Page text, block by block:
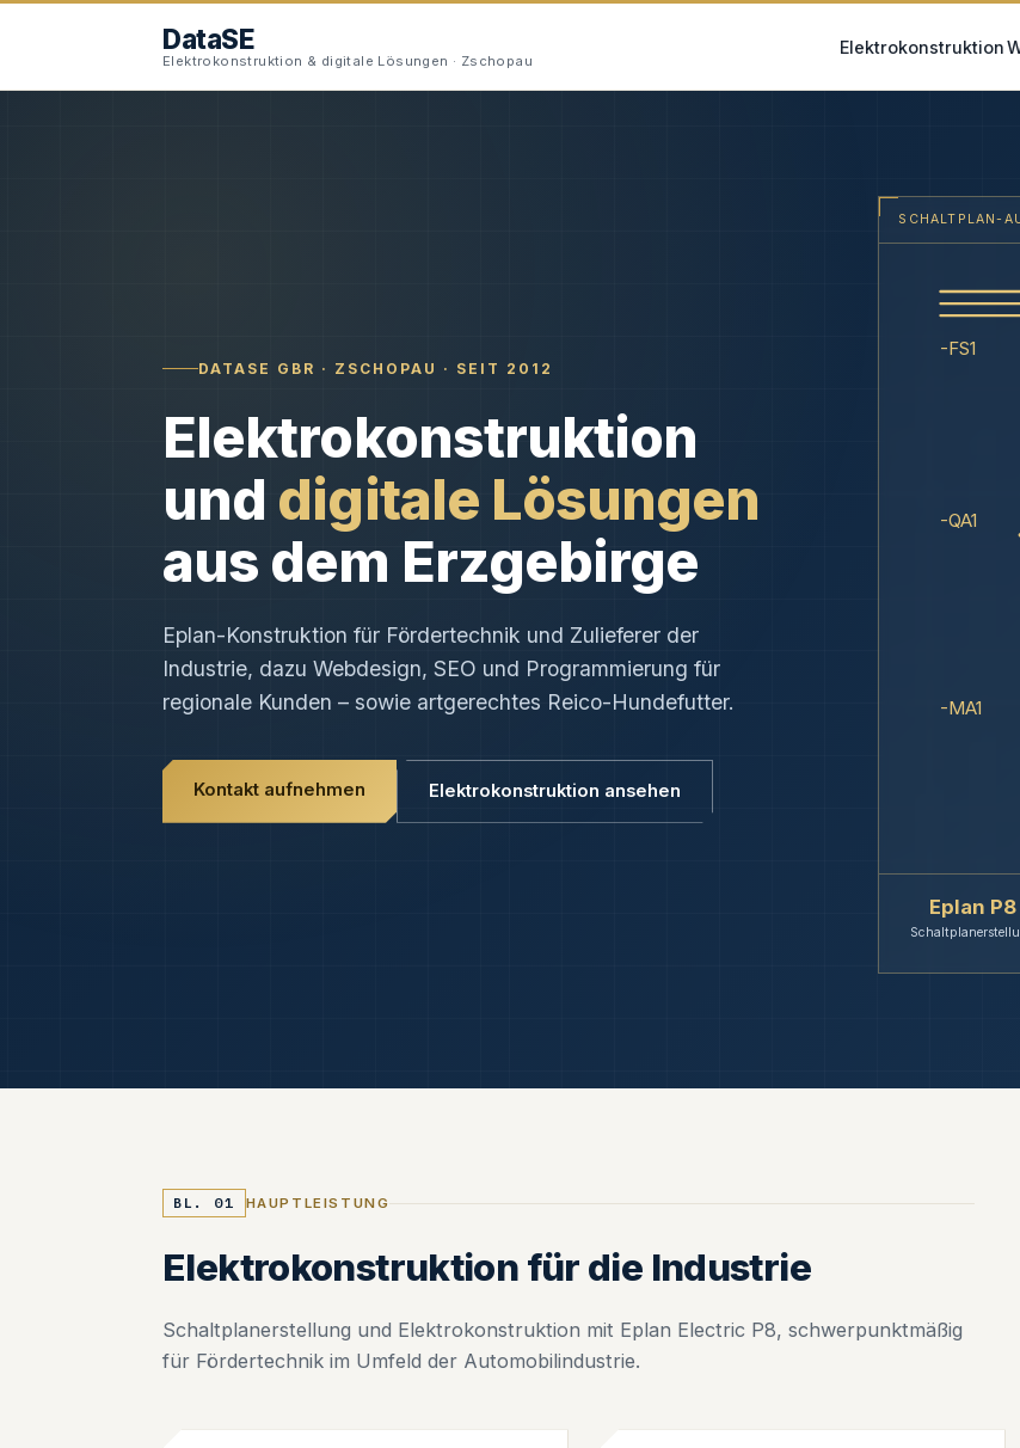
DataSE
Elektrokonstruktion & digitale Lösungen · Zschopau
Elektrokonstruktion
DATASE GBR · ZSCHOPAU · SEIT 2012
Elektrokonstruktion
und digitale Lösungen
aus dem Erzgebirge
Eplan-Konstruktion für Fördertechnik und Zulieferer der
Industrie, dazu Webdesign, SEO und Programmierung für
regionale Kunden – sowie artgerechtes Reico-Hundefutter.
Kontakt aufnehmen Elektrokonstruktion ansehen
SCHALTPLAN-
-FS1
-QA1
-MA1
Eplan P8
BL. 01 HAUPTLEISTUNG
Elektrokonstruktion für die Industrie
Schaltplanerstellung und Elektrokonstruktion mit Eplan Electric P8, schwerpunktmäßig
für Fördertechnik im Umfeld der Automobilindustrie.